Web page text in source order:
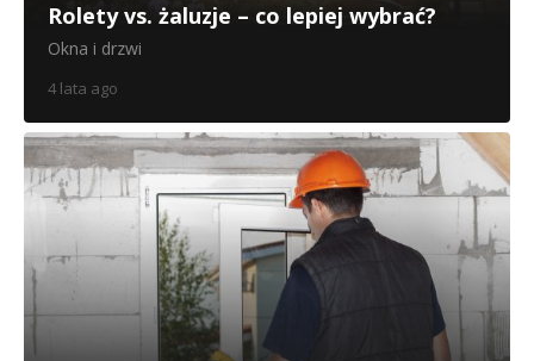
Rolety vs. żaluzje – co lepiej wybrać?
Okna i drzwi
4 lata ago